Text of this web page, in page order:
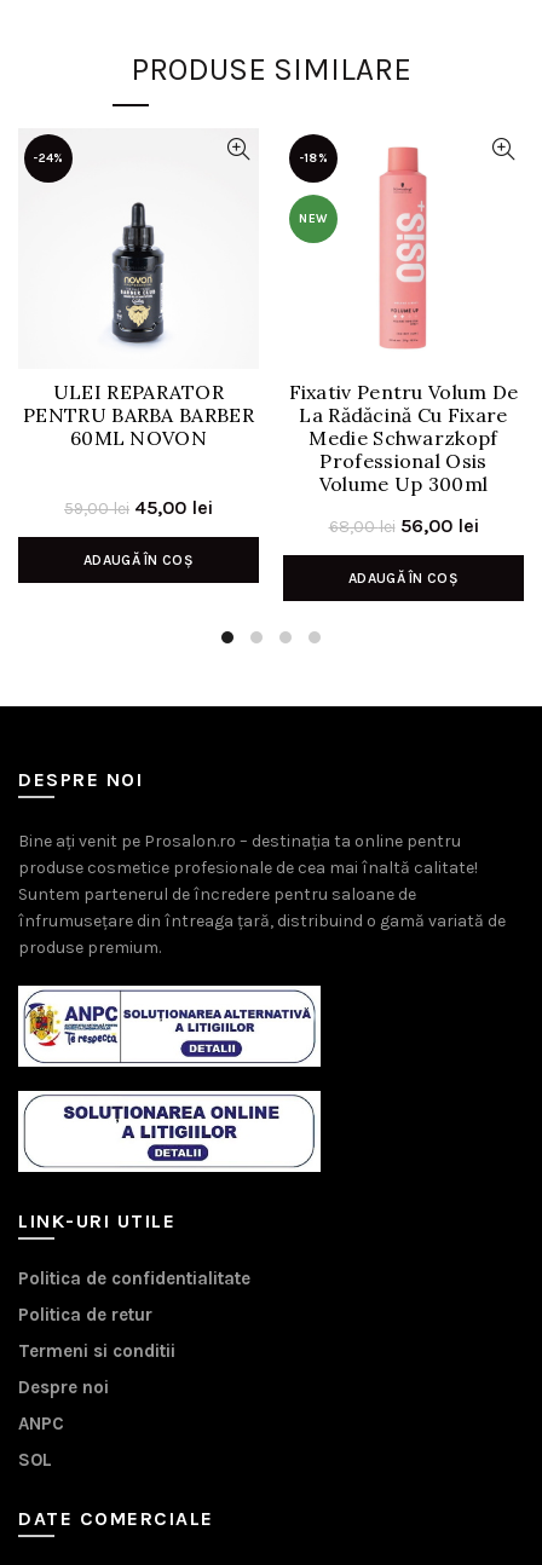
PRODUSE SIMILARE
-24%
ULEI REPARATOR
PENTRU BARBA BARBER
60ML NOVON
59,00lei Prețul
inițial
a
45,00 lei
curent
45,00 lei.
ADAUGĂ ÎN COȘ
-18%
NEW
Fixativ Pentru Volum De
La Rădăcină Cu Fixare
Medie Schwarzkopf
Professional Osis
Volume Up 300ml
68,00lei Prețul
inițial
a
56,00 leiPrețul
curent
ADAUGĂ ÎN COȘ
DESPRE NOI
Bine ați venit pe Prosalon.ro – destinația ta online pentru
produse cosmetice profesionale de cea mai înaltă calitate!
Suntem partenerul de încredere pentru saloane de
înfrumusețare din întreaga țară, distribuind o gamă variată de
produse premium.
LINK-URI UTILE
Politica de confidentialitate
Politica de retur
Termeni si conditii
Despre noi
ANPC
SOL
DATE COMERCIALE